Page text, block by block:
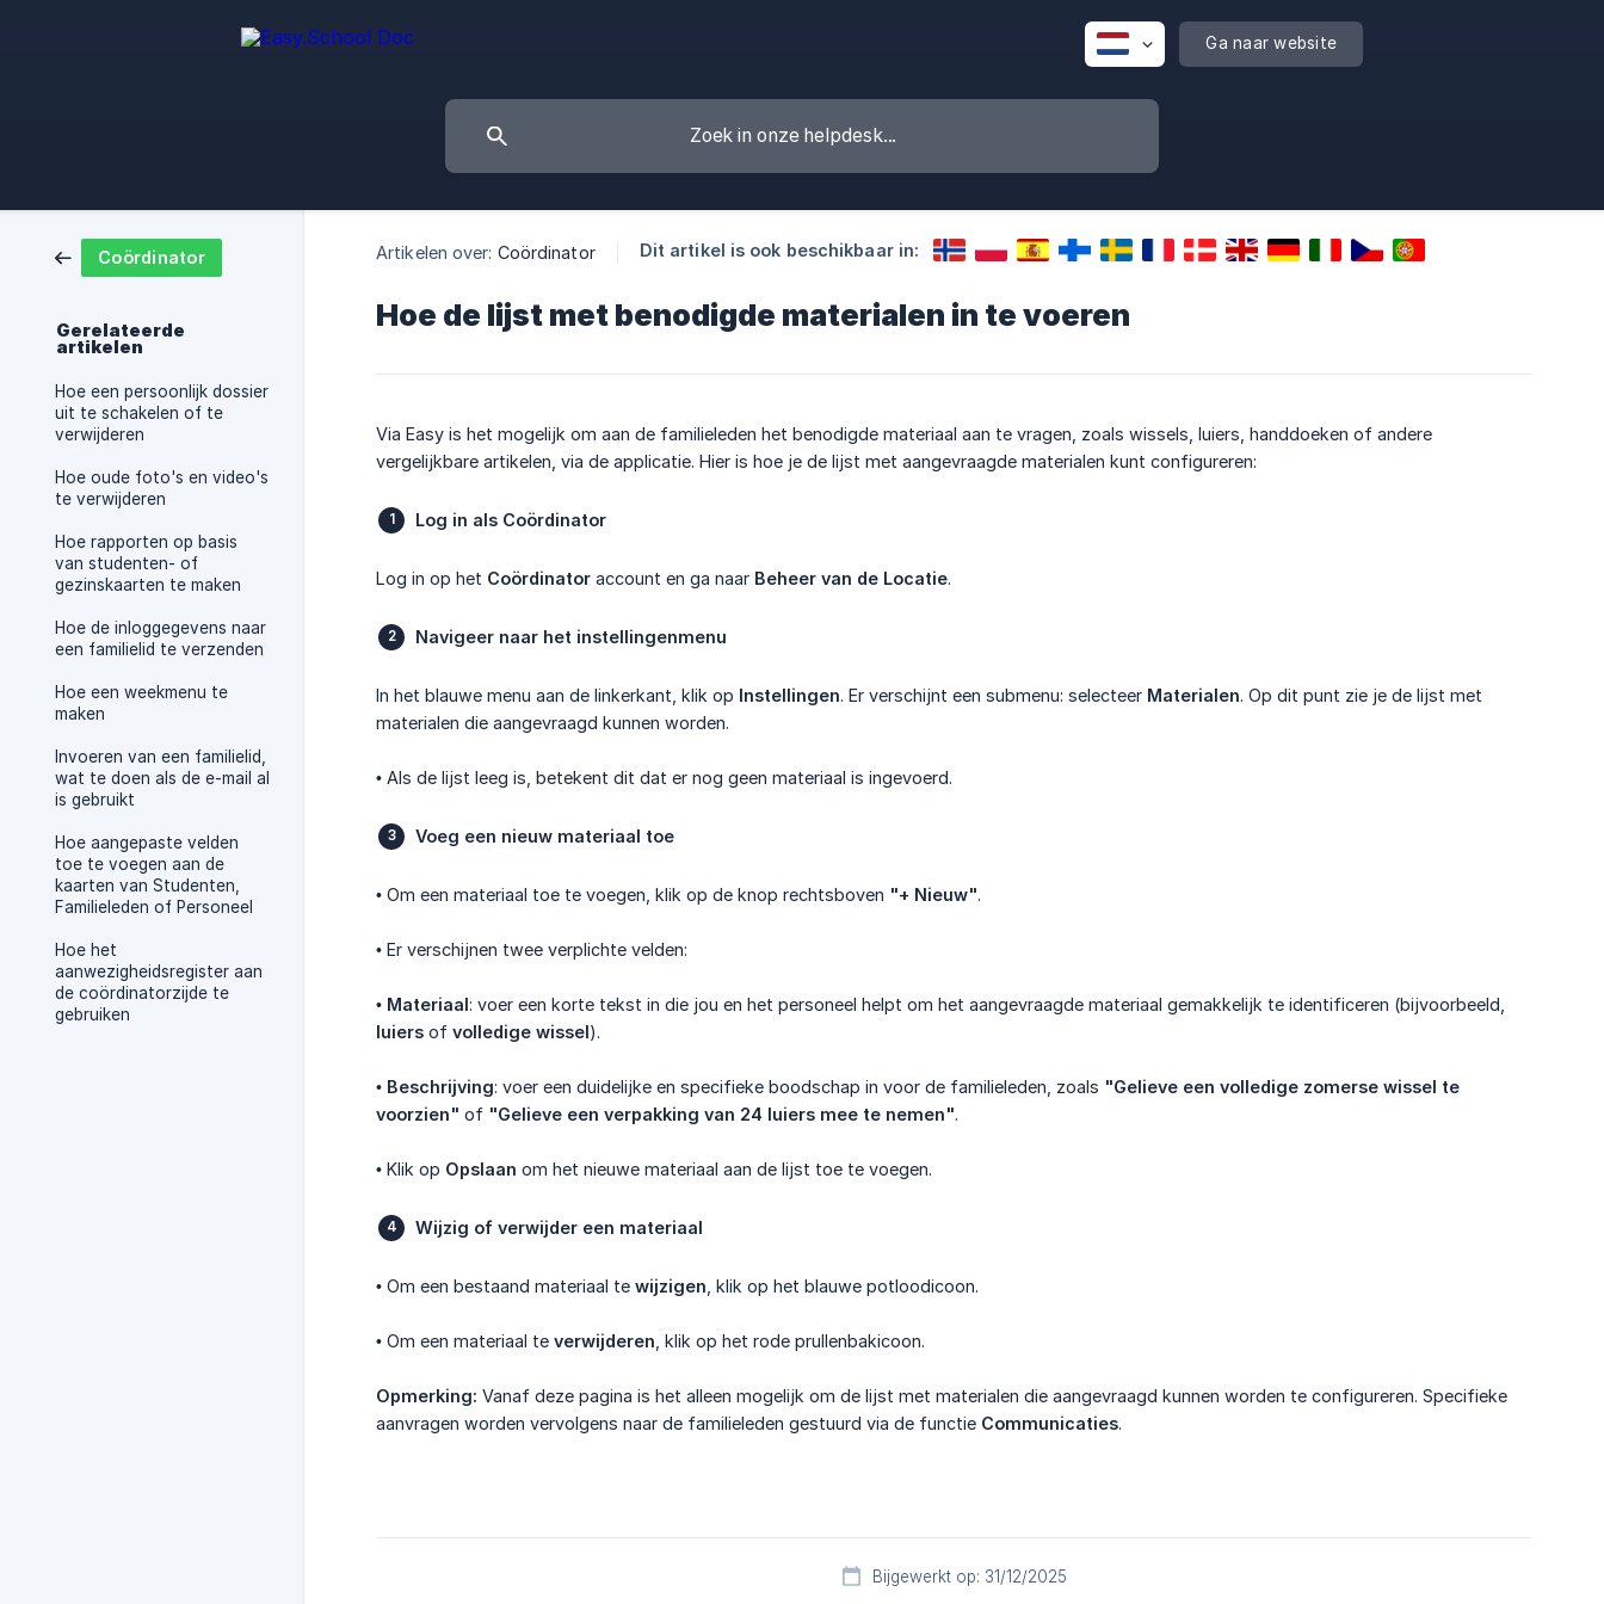
Ga naar website
Coördinator
Gerelateerde
artikelen
Hoe een persoonlijk dossier
uit te schakelen of te
verwijderen
Hoe oude foto's en video's
te verwijderen
Hoe rapporten op basis
van studenten- of
gezinskaarten te maken
Hoe de inloggegevens naar
een familielid te verzenden
Hoe een weekmenu te
maken
Invoeren van een familielid,
wat te doen als de e-mail al
is gebruikt
Hoe aangepaste velden
toe te voegen aan de
kaarten van Studenten,
Familieleden of Personeel
Hoe het
aanwezigheidsregister aan
de coördinatorzijde te
gebruiken
Artikelen over: Coördinator Dit artikel is ook beschikbaar in:
Hoe de lijst met benodigde materialen in te voeren
Via Easy is het mogelijk om aan de familieleden het benodigde materiaal aan te vragen, zoals wissels, luiers, handdoeken of andere
vergelijkbare artikelen, via de applicatie. Hier is hoe je de lijst met aangevraagde materialen kunt configureren:
Log in als Coördinator
Log in op het Coördinator account en ga naar Beheer van de Locatie.
Navigeer naar het instellingenmenu
In het blauwe menu aan de linkerkant, klik op Instellingen. Er verschijnt een submenu: selecteer Materialen. Op dit punt zie je de lijst met
materialen die aangevraagd kunnen worden.
• Als de lijst leeg is, betekent dit dat er nog geen materiaal is ingevoerd.
Voeg een nieuw materiaal toe
• Om een materiaal toe te voegen, klik op de knop rechtsboven "+ Nieuw".
• Er verschijnen twee verplichte velden:
• Materiaal: voer een korte tekst in die jou en het personeel helpt om het aangevraagde materiaal gemakkelijk te identificeren (bijvoorbeeld,
luiers of volledige wissel).
• Beschrijving: voer een duidelijke en specifieke boodschap in voor de familieleden, zoals "Gelieve een volledige zomerse wissel te
voorzien" of "Gelieve een verpakking van 24 luiers mee te nemen".
• Klik op Opslaan om het nieuwe materiaal aan de lijst toe te voegen.
Wijzig of verwijder een materiaal
• Om een bestaand materiaal te wijzigen , klik op het blauwe potloodicoon.
• Om een materiaal te verwijderen , klik op het rode prullenbakicoon.
Opmerking: Vanaf deze pagina is het alleen mogelijk om de lijst met materialen die aangevraagd kunnen worden te configureren. Specifieke
aanvragen worden vervolgens naar de familieleden gestuurd via de functie Communicaties.
Bijgewerkt op: 31/12/2025